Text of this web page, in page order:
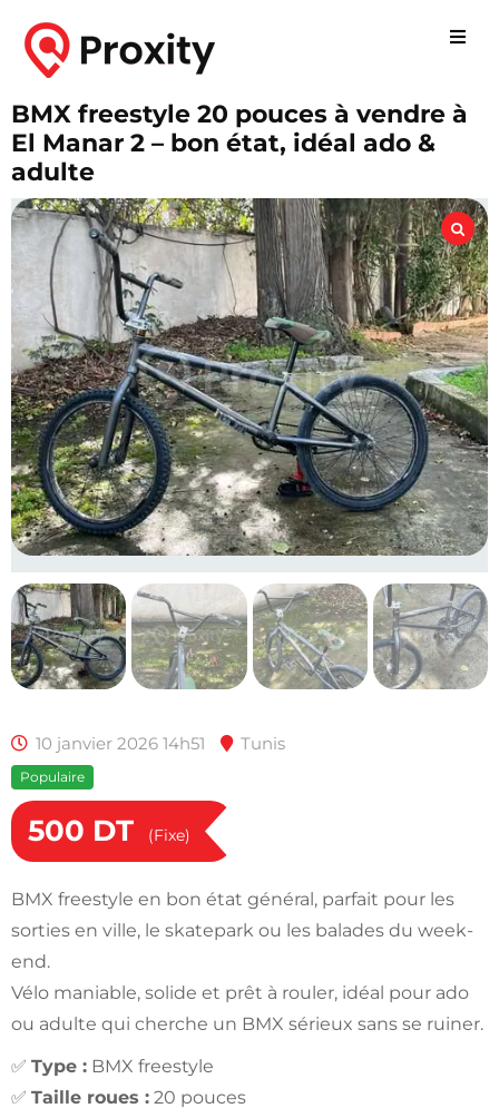
BMX freestyle 20 pouces à vendre à
El Manar 2 – bon état, idéal ado &
adulte
10 janvier 2026 14h51 Tunis
Populaire
500 DT (Fixe)
BMX freestyle en bon état général, parfait pour les
sorties en ville, le skatepark ou les balades du week-
end.
Vélo maniable, solide et prêt à rouler, idéal pour ado
ou adulte qui cherche un BMX sérieux sans se ruiner.
✅ Type : BMX freestyle
✅ Taille roues : 20 pouces